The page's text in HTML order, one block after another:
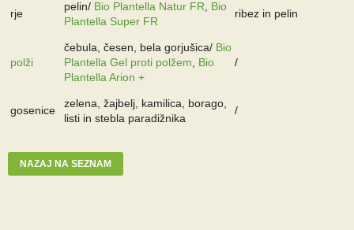
rje
pelin/ Bio Plantella Natur FR, Bio
Plantella Super FR
ribez in pelin
polži
čebula, česen, bela gorjušica/ Bio
Plantella Gel proti polžem, Bio
Plantella Arion +
/
gosenice
zelena, žajbelj, kamilica, borago,
listi in stebla paradižnika
/
NAZAJ NA SEZNAM